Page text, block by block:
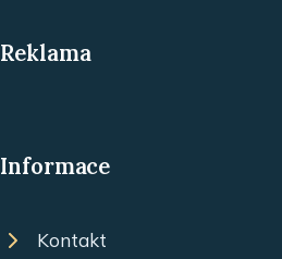
Reklama
Informace
Kontakt